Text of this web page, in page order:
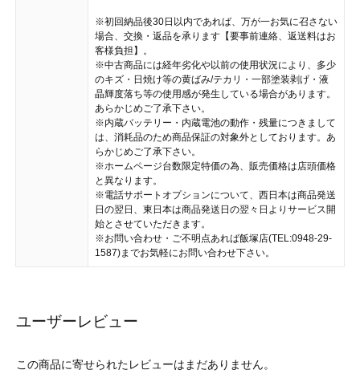
※初回納品後30日以内であれば、万が一お気に召さない
場合、交換・返品を承ります【要事前連絡、返送料はお
客様負担】。
※中古商品には経年劣化や以前の使用状況により、多少
のキズ・日焼け等の黄ばみ/テカリ・一部塗装剥げ・液
晶輝度落ち等の使用感が発生している場合があります。
あらかじめご了承下さい。
※内蔵バッテリー・内蔵電池の動作・残量につきまして
は、消耗品のため商品保証の対象外としております。あ
らかじめご了承下さい。
※ホームページ台数限定特価の為、販売価格は店頭価格
と異なります。
※電話サポートオプションについて、西日本は商品発送
日の翌日、東日本は商品発送日の翌々日よりサービス開
始とさせていただきます。
※お問い合わせ・ご不明点あれば飯塚店(TEL:0948-29-
1587)までお気軽にお問い合わせ下さい。
ユーザーレビュー
この商品に寄せられたレビューはまだありません。